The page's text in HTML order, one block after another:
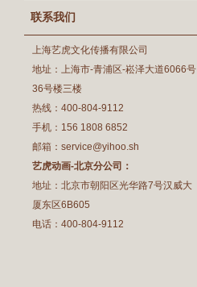
联系我们
上海艺虎文化传播有限公司
地址：上海市-青浦区-崧泽大道6066号
36号楼三楼
热线：400-804-9112
手机：156 1808 6852
邮箱：service@yihoo.sh
艺虎动画-北京分公司：
地址：北京市朝阳区光华路7号汉威大
厦东区6B605
电话：400-804-9112